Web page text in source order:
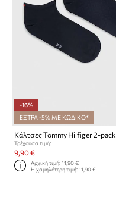
-16%
ΕΞΤΡΑ -5% ΜΕ ΚΩΔΙΚΟ*
Κάλτσες Tommy Hilfiger 2-pack
Τρέχουσα τιμή:
9,90 €
Αρχική τιμή:11,90 €
Η χαμηλότερη τιμή:11,90 €